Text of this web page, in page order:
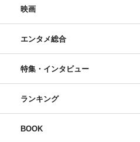
映画
エンタメ総合
特集・インタビュー
ランキング
BOOK